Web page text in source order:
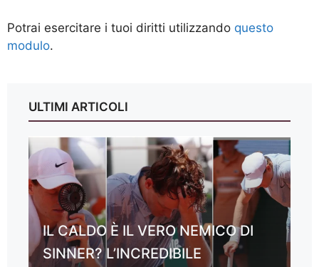
Potrai esercitare i tuoi diritti utilizzando questo
modulo.
ULTIMI ARTICOLI
IL CALDO È IL VERO NEMICO DI
SINNER? L’INCREDIBILE